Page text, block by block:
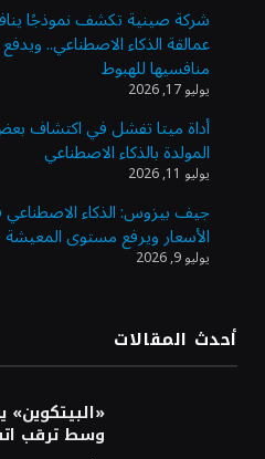
وزير الاستثمار: الموافقة
الأنشطة المالية عابرة الحدود
الاستثمارية
الذهب يسجل أعلى مستوى
من تراجع الدولار
الدولار الأمريكي يتراجع قرب
ترقب تطورات الوساطة بشأن
شركة صينية تكشف نموذجًا
عمالقة الذكاء الاصطناعي..
منافسيها للهبوط
يوليو 17, 2026
أداة ميتا تفشل في اكتشاف
المولدة بالذكاء الاصطناعي
يوليو 11, 2026
جيف بيزوس: الذكاء
الأسعار ويرفع مستوى المعيشة
يوليو 9, 2026
أحدث المقالات
«البيتكوين»
وسط ترقب